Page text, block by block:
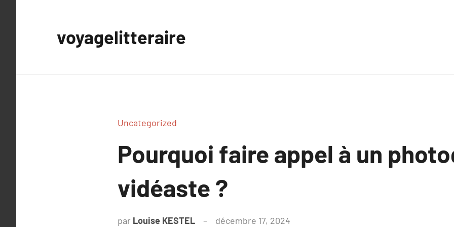
voyagelitteraire
Uncategorized
Pourquoi faire appel à un
vidéaste ?
par Louise KESTEL décembre 17, 2024